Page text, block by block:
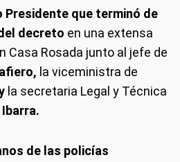
Presidente que terminó de
decreto en una extensa
Casa Rosada junto al jefe de
la viceministra de
la secretaria Legal y Técnica
de las policías